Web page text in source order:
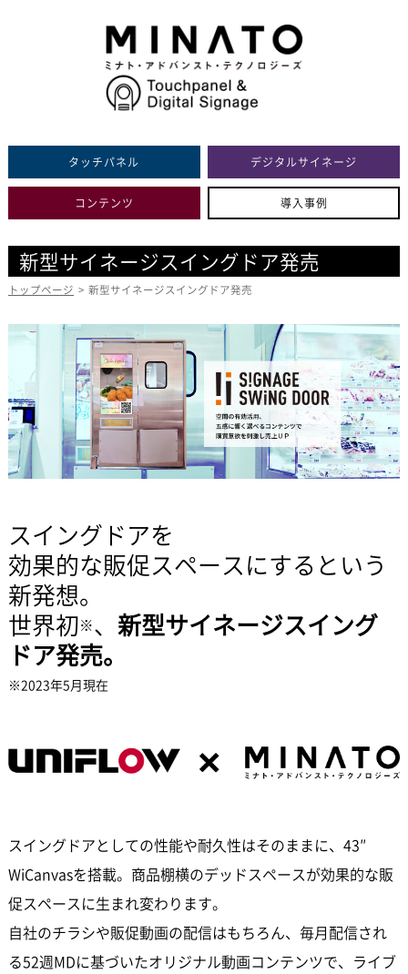
タッチパネル デジタルサイネージ
コンテンツ 導入事例
新型サイネージスイングドア発売
トップページ > 新型サイネージスイングドア発売
スイングドアを
効果的な販促スペースにするという
新発想。
世界初※、 新型サイネージスイング
ドア発売。
※2023年5月現在
スイングドアとしての性能や耐久性はそのままに、43″
WiCanvasを搭載。商品棚横のデッドスペースが効果的な販
促スペースに生まれ変わります。
自社のチラシや販促動画の配信はもちろん、毎月配信され
る52週MDに基づいたオリジナル動画コンテンツで、ライブ